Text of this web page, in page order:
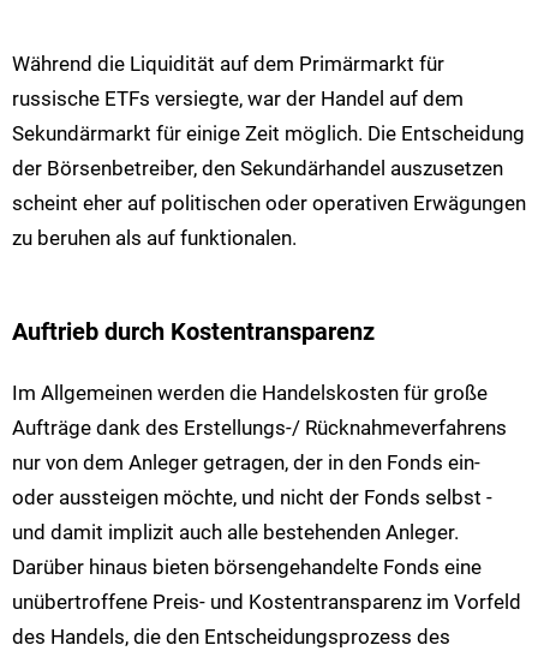
Während die Liquidität auf dem Primärmarkt für
russische ETFs versiegte, war der Handel auf dem
Sekundärmarkt für einige Zeit möglich. Die Entscheidung
der Börsenbetreiber, den Sekundärhandel auszusetzen
scheint eher auf politischen oder operativen Erwägungen
zu beruhen als auf funktionalen.
Auftrieb durch Kostentransparenz
Im Allgemeinen werden die Handelskosten für große
Aufträge dank des Erstellungs-/ Rücknahmeverfahrens
nur von dem Anleger getragen, der in den Fonds ein-
oder aussteigen möchte, und nicht der Fonds selbst -
und damit implizit auch alle bestehenden Anleger.
Darüber hinaus bieten börsengehandelte Fonds eine
unübertroffene Preis- und Kostentransparenz im Vorfeld
des Handels, die den Entscheidungsprozess des